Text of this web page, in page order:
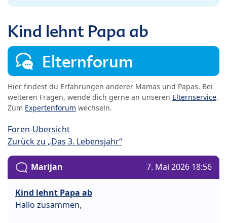
Kind lehnt Papa ab
Elternforum
Hier findest du Erfahrungen anderer Mamas und Papas. Bei
weiteren Fragen, wende dich gerne an unseren Elternservice.
Zum Expertenforum wechseln.
Foren-Übersicht
Zurück zu „Das 3. Lebensjahr“
Marijan 7. Mai 2026 18:56
Kind lehnt Papa ab
Hallo zusammen,